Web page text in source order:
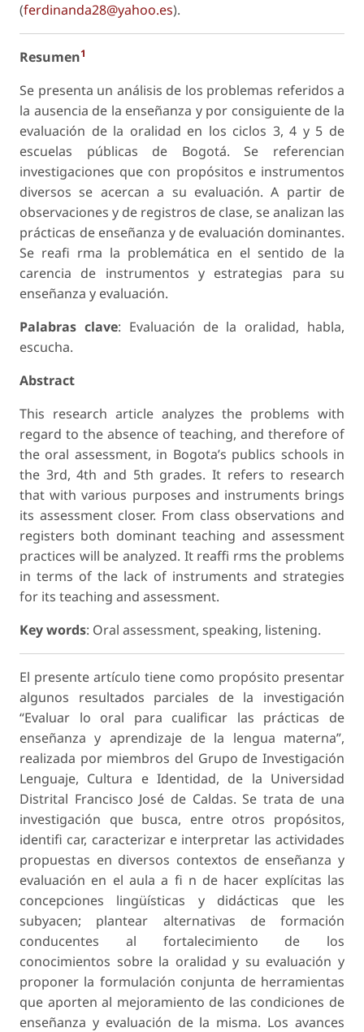
(ferdinanda28@yahoo.es).
Resumen1
Se presenta un análisis de los problemas referidos a
la ausencia de la enseñanza y por consiguiente de la
evaluación de la oralidad en los ciclos 3, 4 y 5 de
escuelas públicas de Bogotá. Se referencian
investigaciones que con propósitos e instrumentos
diversos se acercan a su evaluación. A partir de
observaciones y de registros de clase, se analizan las
prácticas de enseñanza y de evaluación dominantes.
Se reafi rma la problemática en el sentido de la
carencia de instrumentos y estrategias para su
enseñanza y evaluación.
Palabras clave: Evaluación de la oralidad, habla,
escucha.
Abstract
This research article analyzes the problems with
regard to the absence of teaching, and therefore of
the oral assessment, in Bogota’s publics schools in
the 3rd, 4th and 5th grades. It refers to research
that with various purposes and instruments brings
its assessment closer. From class observations and
registers both dominant teaching and assessment
practices will be analyzed. It reaffi rms the problems
in terms of the lack of instruments and strategies
for its teaching and assessment.
Key words: Oral assessment, speaking, listening.
El presente artículo tiene como propósito presentar
algunos resultados parciales de la investigación
“Evaluar lo oral para cualificar las prácticas de
enseñanza y aprendizaje de la lengua materna”,
realizada por miembros del Grupo de Investigación
Lenguaje, Cultura e Identidad, de la Universidad
Distrital Francisco José de Caldas. Se trata de una
investigación que busca, entre otros propósitos,
identifi car, caracterizar e interpretar las actividades
propuestas en diversos contextos de enseñanza y
evaluación en el aula a fi n de hacer explícitas las
concepciones lingüísticas y didácticas que les
subyacen; plantear alternativas de formación
conducentes al fortalecimiento de los
conocimientos sobre la oralidad y su evaluación y
proponer la formulación conjunta de herramientas
que aporten al mejoramiento de las condiciones de
enseñanza y evaluación de la misma. Los avances